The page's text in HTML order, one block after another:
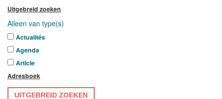
Uitgebreid zoeken
Alleen van type(s)
Actualités
Agenda
Article
Adresboek
UITGEBREID ZOEKEN